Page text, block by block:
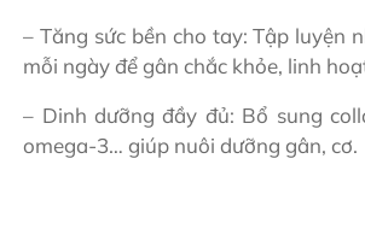
– Tăng sức bền cho tay: Tập luyện
mỗi ngày để gân chắc khỏe, linh
– Dinh dưỡng đầy đủ: Bổ sung
omega-3… giúp nuôi dưỡng gân, cơ.